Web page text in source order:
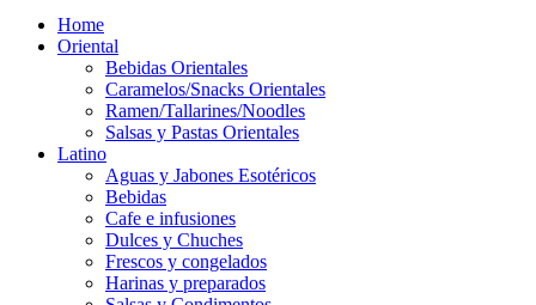
Home
Oriental
Bebidas Orientales
Caramelos/Snacks Orientales
Ramen/Tallarines/Noodles
Salsas y Pastas Orientales
Latino
Aguas y Jabones Esotéricos
Bebidas
Cafe e infusiones
Dulces y Chuches
Frescos y congelados
Harinas y preparados